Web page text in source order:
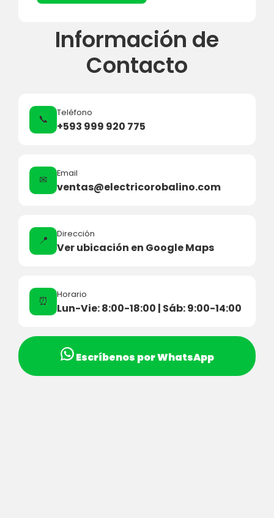
Información de
Contacto
📞 Teléfono
+593 999 920 775
✉ Email
ventas@electricorobalino.com
📍 Dirección
Ver ubicación en Google Maps
⏰ Horario
Lun-Vie: 8:00-18:00 | Sáb: 9:00-14:00
Escríbenos por WhatsApp